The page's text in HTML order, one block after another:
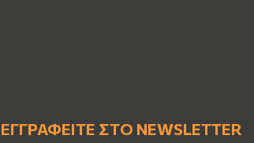
ΕΓΓΡΑΦΕΊΤΕ ΣΤΟ NEWSLETTER